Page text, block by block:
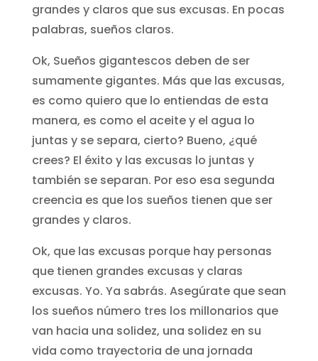
grandes y claros que sus excusas. En pocas
palabras, sueños claros.
Ok, Sueños gigantescos deben de ser
sumamente gigantes. Más que las excusas,
es como quiero que lo entiendas de esta
manera, es como el aceite y el agua lo
juntas y se separa, cierto? Bueno, ¿qué
crees? El éxito y las excusas lo juntas y
también se separan. Por eso esa segunda
creencia es que los sueños tienen que ser
grandes y claros.
Ok, que las excusas porque hay personas
que tienen grandes excusas y claras
excusas. Yo. Ya sabrás. Asegúrate que sean
los sueños número tres los millonarios que
van hacia una solidez, una solidez en su
vida como trayectoria de una jornada